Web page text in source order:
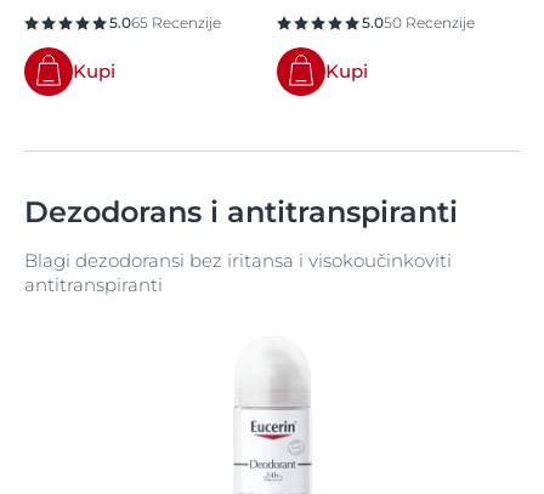
5.065 Recenzije
Kupi
5.050 Recenzije
Kupi
Dezodorans i antitranspiranti
Blagi dezodoransi bez iritansa i visokoučinkoviti
antitranspiranti